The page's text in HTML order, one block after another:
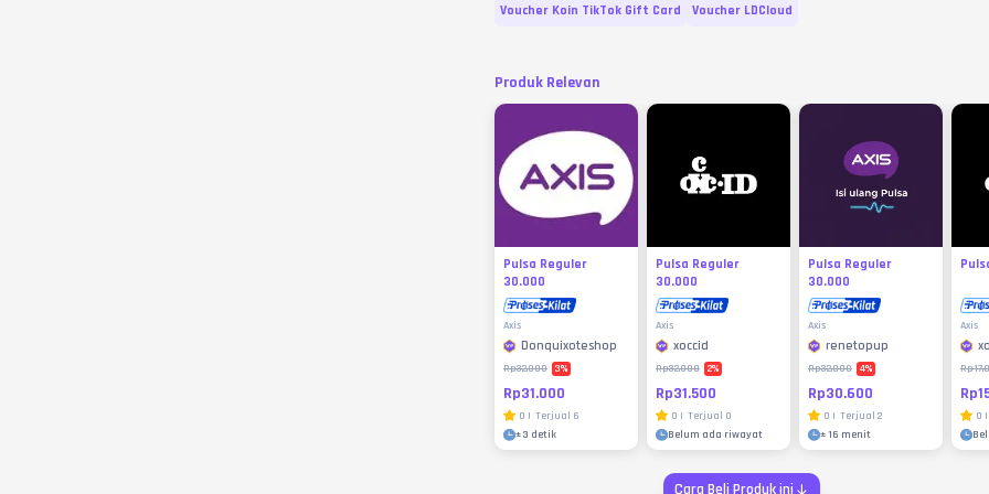
Voucher Koin TikTok Gift Card
Voucher LDCloud
Produk Relevan
Pulsa Reguler
30.000
Axis
Donquixoteshop
Rp32.000 3%
Rp31.000
0 | Terjual 6
±3 detik
Pulsa Reguler
30.000
Axis
xoccid
Rp32.000 2%
Rp31.500
0 | Terjual 0
Belum ada riwayat
Pulsa Reguler
30.000
Axis
renetopup
Rp32.000 4%
Rp30.600
0 | Terjual 2
±16 menit
Axis
0 |
Cara Beli Produk ini